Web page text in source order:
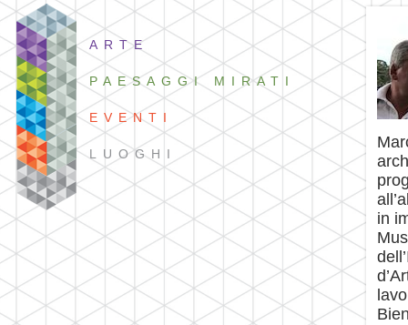
ARTE
PAESAGGI MIRATI
EVENTI
LUOGHI
in